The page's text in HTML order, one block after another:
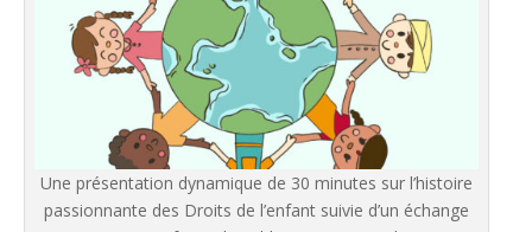
Une présentation dynamique de 30 minutes sur l’histoire
passionnante des Droits de l’enfant suivie d’un échange